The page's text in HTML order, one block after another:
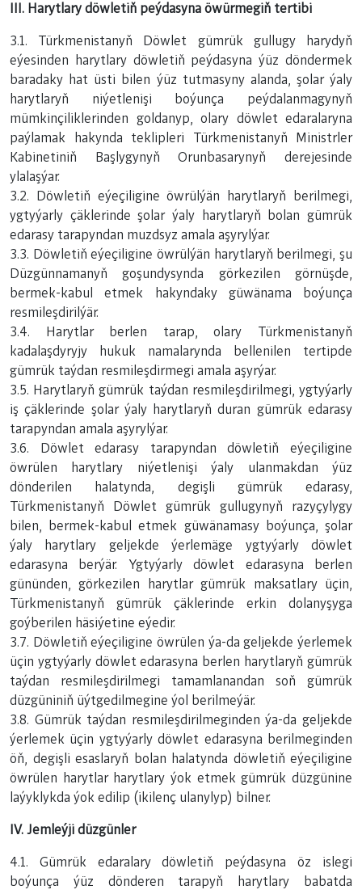
III. Harytlary döwletiň peýdasyna öwürmegiň tertibi
3.1. Türkmenistanyň Döwlet gümrük gullugy harydyň
eýesinden harytlary döwletiň peýdasyna ýüz döndermek
baradaky hat üsti bilen ýüz tutmasyny alanda, şolar ýaly
harytlaryň niýetlenişi boýunça peýdalanmagynyň
mümkinçiliklerinden goldanyp, olary döwlet edaralaryna
paýlamak hakynda teklipleri Türkmenistanyň Ministrler
Kabinetiniň Başlygynyň Orunbasarynyň derejesinde
ylalaşýar.
3.2. Döwletiň eýeçiligine öwrülýän harytlaryň berilmegi,
ygtyýarly çäklerinde şolar ýaly harytlaryň bolan gümrük
edarasy tarapyndan muzdsyz amala aşyrylýar.
3.3. Döwletiň eýeçiligine öwrülýän harytlaryň berilmegi, şu
Düzgünnamanyň goşundysynda görkezilen görnüşde,
bermek-kabul etmek hakyndaky güwänama boýunça
resmileşdirilýär.
3.4. Harytlar berlen tarap, olary Türkmenistanyň
kadalaşdyryjy hukuk namalarynda bellenilen tertipde
gümrük taýdan resmileşdirmegi amala aşyrýar.
3.5. Harytlaryň gümrük taýdan resmileşdirilmegi, ygtyýarly
iş çäklerinde şolar ýaly harytlaryň duran gümrük edarasy
tarapyndan amala aşyrylýar.
3.6. Döwlet edarasy tarapyndan döwletiň eýeçiligine
öwrülen harytlary niýetlenişi ýaly ulanmakdan ýüz
dönderilen halatynda, degişli gümrük edarasy,
Türkmenistanyň Döwlet gümrük gullugynyň razyçylygy
bilen, bermek-kabul etmek güwänamasy boýunça, şolar
ýaly harytlary geljekde ýerlemäge ygtyýarly döwlet
edarasyna berýär. Ygtyýarly döwlet edarasyna berlen
gününden, görkezilen harytlar gümrük maksatlary üçin,
Türkmenistanyň gümrük çäklerinde erkin dolanyşyga
goýberilen häsiýetine eýedir.
3.7. Döwletiň eýeçiligine öwrülen ýa-da geljekde ýerlemek
üçin ygtyýarly döwlet edarasyna berlen harytlaryň gümrük
taýdan resmileşdirilmegi tamamlanandan soň gümrük
düzgüniniň üýtgedilmegine ýol berilmeýär.
3.8. Gümrük taýdan resmileşdirilmeginden ýa-da geljekde
ýerlemek üçin ygtyýarly döwlet edarasyna berilmeginden
öň, degişli esaslaryň bolan halatynda döwletiň eýeçiligine
öwrülen harytlar harytlary ýok etmek gümrük düzgünine
laýyklykda ýok edilip (ikilenç ulanylyp) bilner.
IV. Jemleýji düzgünler
4.1. Gümrük edaralary döwletiň peýdasyna öz islegi
boýunça ýüz dönderen tarapyň harytlary babatda